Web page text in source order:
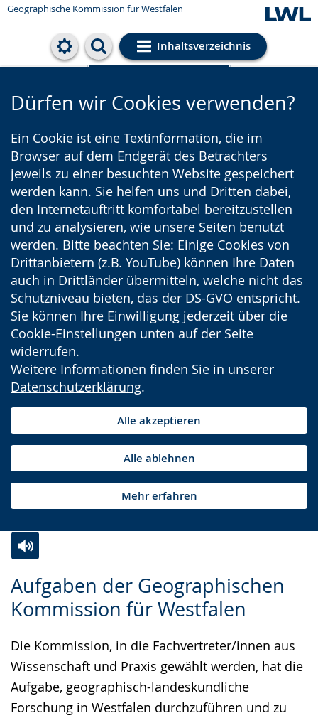
Geographische Kommission für Westfalen
Inhaltsverzeichnis
Cookie-Einstellungen
Dürfen wir Cookies verwenden?
Ein Cookie ist eine Textinformation, die im
Browser auf dem Endgerät des Betrachters
jeweils zu einer besuchten Website gespeichert
werden kann. Sie helfen uns und Dritten dabei,
den Internetauftritt komfortabel bereitzustellen
und zu analysieren, wie unsere Seiten benutzt
werden. Bitte beachten Sie: Einige Cookies von
Drittanbietern (z.B. YouTube) können Ihre Daten
auch in Drittländer übermitteln, welche nicht das
Schutzniveau bieten, das der DS-GVO entspricht.
Sie können Ihre Einwilligung jederzeit über die
Cookie-Einstellungen unten auf der Seite
widerrufen.
Weitere Informationen finden Sie in unserer
Datenschutzerklärung.
Alle akzeptieren
Alle ablehnen
Mehr erfahren
Aufgaben der Geographischen
Kommission für Westfalen
Die Kommission, in die Fachvertreter/innen aus
Wissenschaft und Praxis gewählt werden, hat die
Aufgabe, geographisch-landeskundliche
Forschung in Westfalen durchzuführen und zu
Leichten
Sprache
Audio-
Unterstützung.
Video
in
Gebärdensprache
wird
angezeigt.